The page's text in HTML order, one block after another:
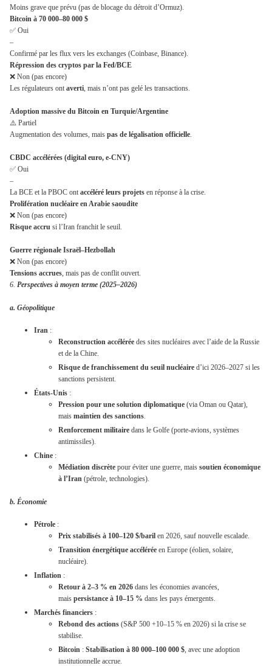
Moins grave que prévu (pas de blocage du détroit d’Ormuz).
Bitcoin à 70 000–80 000 $
✅ Oui
–
Confirmé par les flux vers les exchanges (Coinbase, Binance).
Répression des cryptos par la Fed/BCE
❌ Non (pas encore)
Les régulateurs ont averti, mais n’ont pas gelé les transactions.
Adoption massive du Bitcoin en Turquie/Argentine
⚠️ Partiel
Augmentation des volumes, mais pas de légalisation officielle.
CBDC accélérées (digital euro, e-CNY)
✅ Oui
–
La BCE et la PBOC ont accéléré leurs projets en réponse à la crise.
Prolifération nucléaire en Arabie saoudite
❌ Non (pas encore)
Risque accru si l’Iran franchit le seuil.
Guerre régionale Israël–Hezbollah
❌ Non (pas encore)
Tensions accrues, mais pas de conflit ouvert.
6. Perspectives à moyen terme (2025–2026)
a. Géopolitique
Iran :
Reconstruction accélérée des sites nucléaires avec l’aide de la Russie
et de la Chine.
Risque de franchissement du seuil nucléaire d’ici 2026–2027 si les
sanctions persistent.
États-Unis :
Pression pour une solution diplomatique (via Oman ou Qatar),
mais maintien des sanctions.
Renforcement militaire dans le Golfe (porte-avions, systèmes
antimissiles).
Chine :
Médiation discrète pour éviter une guerre, mais soutien économique
à l’Iran (pétrole, technologies).
b. Économie
Pétrole :
Prix stabilisés à 100–120 $/baril en 2026, sauf nouvelle escalade.
Transition énergétique accélérée en Europe (éolien, solaire,
nucléaire).
Inflation :
Retour à 2–3 % en 2026 dans les économies avancées,
mais persistance à 10–15 % dans les pays émergents.
Marchés financiers :
Rebond des actions (S&P 500 +10–15 % en 2026) si la crise se
stabilise.
Bitcoin : Stabilisation à 80 000–100 000 $ , avec une adoption
institutionnelle accrue.